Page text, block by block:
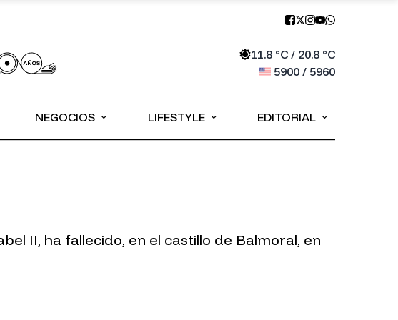
11.8°C / 20.8°C
5900/ 5960
NEGOCIOS ⌄ LIFESTYLE ⌄ EDITORIAL ⌄
II, ha fallecido, en el castillo de Balmoral, en